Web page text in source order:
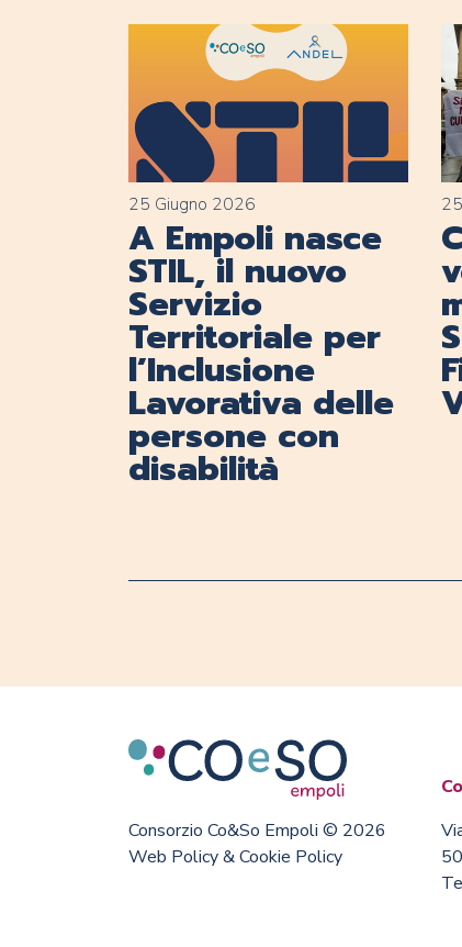
25 Giugno 2026
A Empoli nasce
STIL, il nuovo
Servizio
Territoriale per
l’Inclusione
Lavorativa delle
persone con
disabilità
Consorzio Co&So Empoli © 2026
Web Policy & Cookie Policy